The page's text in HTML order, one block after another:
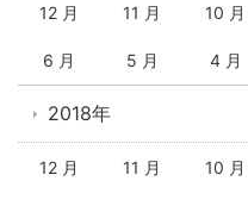
12 月 11 月 10 月
6 月 5 月 4 月
2018年
12 月 11 月 10 月